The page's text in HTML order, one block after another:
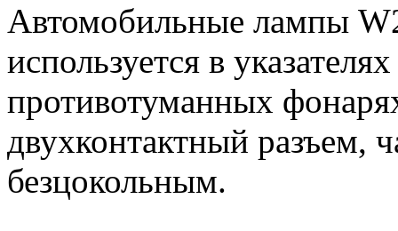
Автомобильные лампы
используется в
противотуманных
двухконтактный разъем,
безцокольным.